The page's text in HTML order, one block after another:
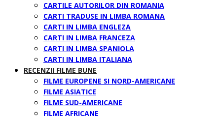
CARTILE AUTORILOR DIN ROMANIA
CARTI TRADUSE IN LIMBA ROMANA
CARTI IN LIMBA ENGLEZA
CARTI IN LIMBA FRANCEZA
CARTI IN LIMBA SPANIOLA
CARTI IN LIMBA ITALIANA
RECENZII FILME BUNE
FILME EUROPENE SI NORD-AMERICANE
FILME ASIATICE
FILME SUD-AMERICANE
FILME AFRICANE